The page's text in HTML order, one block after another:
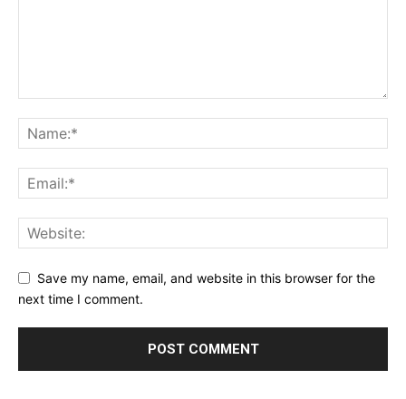
Save my name, email, and website in this browser for the
next time I comment.